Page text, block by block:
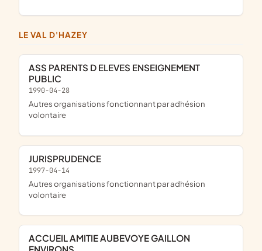
LE VAL D'HAZEY
ASS PARENTS D ELEVES ENSEIGNEMENT
PUBLIC
1990-04-28
Autres organisations fonctionnant par adhésion
volontaire
JURISPRUDENCE
1997-04-14
Autres organisations fonctionnant par adhésion
volontaire
ACCUEIL AMITIE AUBEVOYE GAILLON